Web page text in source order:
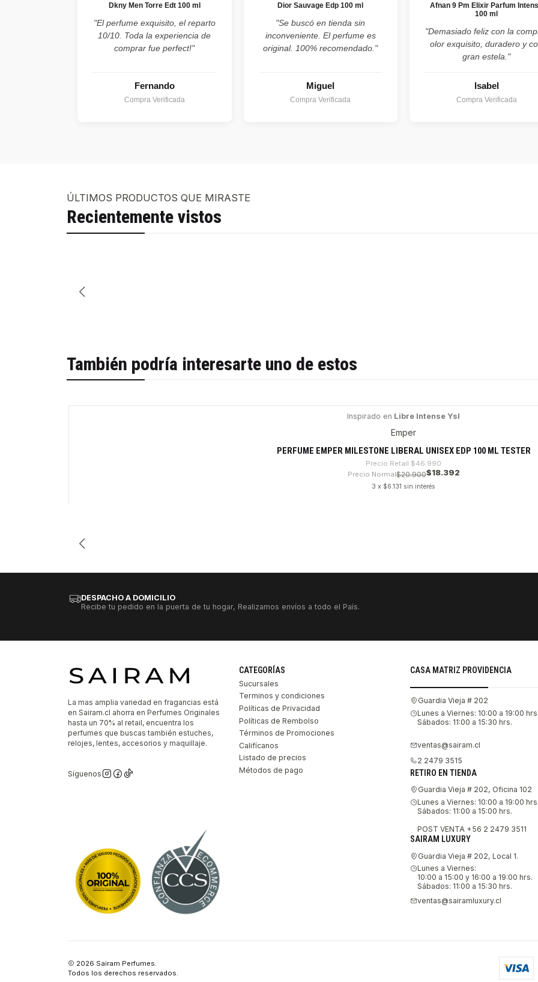
Dkny Men Torre Edt 100 ml
"El perfume exquisito, el reparto
10/10. Toda la experiencia de
comprar fue perfect!"
Fernando
Compra Verificada
Dior Sauvage Edp 100 ml
"Se buscó en tienda sin
inconveniente. El perfume es
original. 100% recomendado."
Miguel
Compra Verificada
Afnan 9 Pm Elixir Parfum
100 ml
"Demasiado feliz con la
olor exquisito, duradero y
gran estela."
Isabel
Compra Verificada
ÚLTIMOS PRODUCTOS QUE MIRASTE
Recientemente vistos
También podría interesarte uno de estos
Inspirado en Libre Intense Ysl
Emper
PERFUME EMPER MILESTONE LIBERAL UNISEX EDP 100 ML TESTER
Precio Retail $46.990
Precio Normal$20.900$18.392
3 x $6.131 sin interés
DESPACHO A DOMICILIO
Recibe tu pedido en la puerta de tu hogar, Realizamos envíos a todo el País.
La mas amplia variedad en fragancias está
en Sairam.cl ahorra en Perfumes Originales
hasta un 70% al retail, encuentra los
perfumes que buscas también estuches,
relojes, lentes, accesorios y maquillaje.
Síguenos
CATEGORÍAS
Sucursales
Terminos y condiciones
Políticas de Privacidad
Políticas de Rembolso
Términos de Promociones
Califícanos
Listado de precios
Métodos de pago
CASA MATRIZ PROVIDENCIA
Guardia Vieja # 202
Lunes a Viernes: 10:00 a 19:00
Sábados: 11:00 a 15:30 hrs.
ventas@sairam.cl
2 2479 3515
RETIRO EN TIENDA
Guardia Vieja # 202, Oficina 102
Lunes a Viernes: 10:00 a 19:00
Sábados: 11:00 a 15:00 hrs.
POST VENTA +56 2 2479 3511
SAIRAM LUXURY
Guardia Vieja # 202, Local 1.
Lunes a Viernes:
10:00 a 15:00 y 16:00 a 19:00 hrs.
Sábados: 11:00 a 15:30 hrs.
ventas@sairamluxury.cl
2026 Sairam Perfumes.
Todos los derechos reservados.